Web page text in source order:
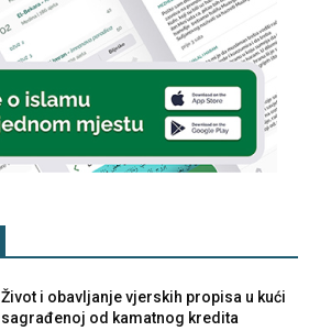
Život i obavljanje vjerskih propisa u kući
sagrađenoj od kamatnog kredita